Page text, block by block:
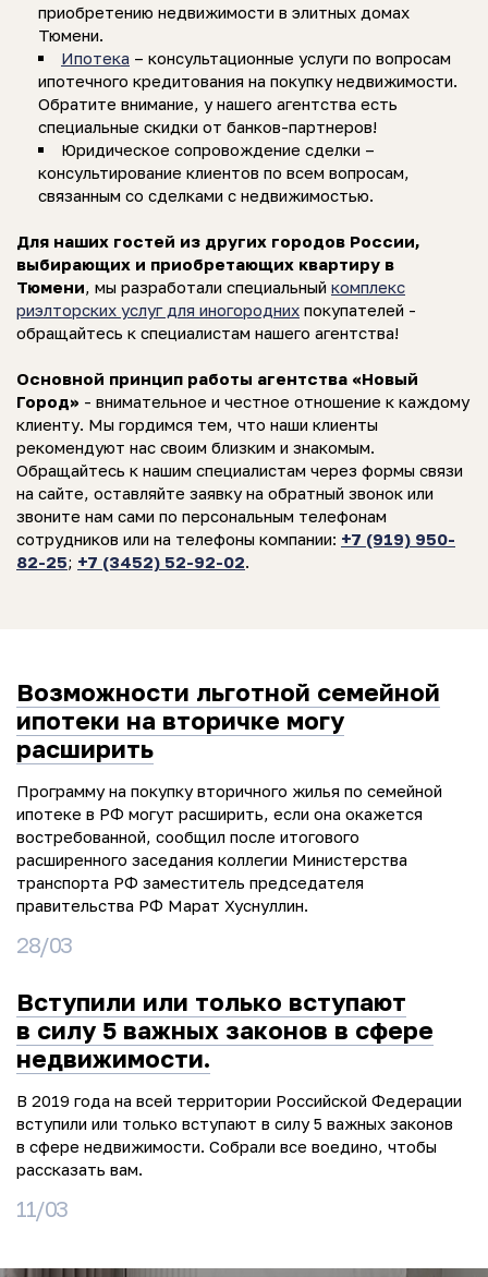
приобретению недвижимости в элитных домах
Тюмени.
Ипотека – консультационные услуги по вопросам
ипотечного кредитования на покупку недвижимости.
Обратите внимание, у нашего агентства есть
специальные скидки от банков-партнеров!
Юридическое сопровождение сделки –
консультирование клиентов по всем вопросам,
связанным со сделками с недвижимостью.
Для наших гостей из других городов России,
выбирающих и приобретающих квартиру в
Тюмени , мы разработали специальный комплекс
риэлторских услуг для иногородних покупателей -
обращайтесь к специалистам нашего агентства!
Основной принцип работы агентства «Новый
Город» - внимательное и честное отношение к каждому
клиенту. Мы гордимся тем, что наши клиенты
рекомендуют нас своим близким и знакомым.
Обращайтесь к нашим специалистам через формы связи
на сайте, оставляйте заявку на обратный звонок или
звоните нам сами по персональным телефонам
сотрудников или на телефоны компании: +7 (919) 950-
82-25; +7 (3452) 52-92-02
Возможности льготной семейной
ипотеки на вторичке могу
расширить
Программу на покупку вторичного жилья по семейной
ипотеке в РФ могут расширить, если она окажется
востребованной, сообщил после итогового
расширенного заседания коллегии Министерства
транспорта РФ заместитель председателя
правительства РФ Марат Хуснуллин.
28/03
Вступили или только вступают
в силу 5 важных законов в сфере
недвижимости.
В 2019 года на всей территории Российской Федерации
вступили или только вступают в силу 5 важных законов
в сфере недвижимости. Собрали все воедино, чтобы
рассказать вам.
11/03